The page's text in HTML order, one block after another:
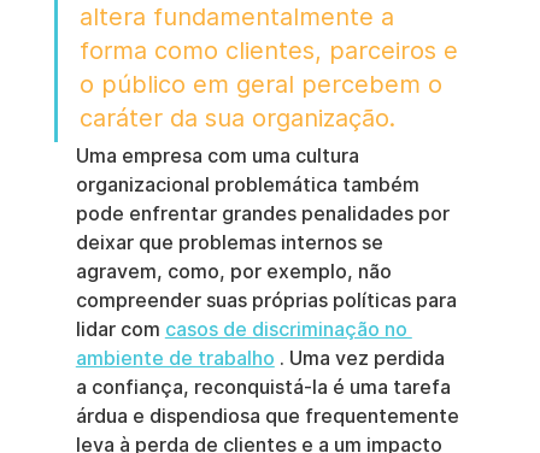
altera fundamentalmente a
forma como clientes, parceiros e
o público em geral percebem o
caráter da sua organização.
Uma empresa com uma cultura
organizacional problemática também
pode enfrentar grandes penalidades por
deixar que problemas internos se
agravem, como, por exemplo, não
compreender suas próprias políticas para
lidar com casos de discriminação no
ambiente de trabalho . Uma vez perdida
a confiança, reconquistá-la é uma tarefa
árdua e dispendiosa que frequentemente
leva à perda de clientes e a um impacto